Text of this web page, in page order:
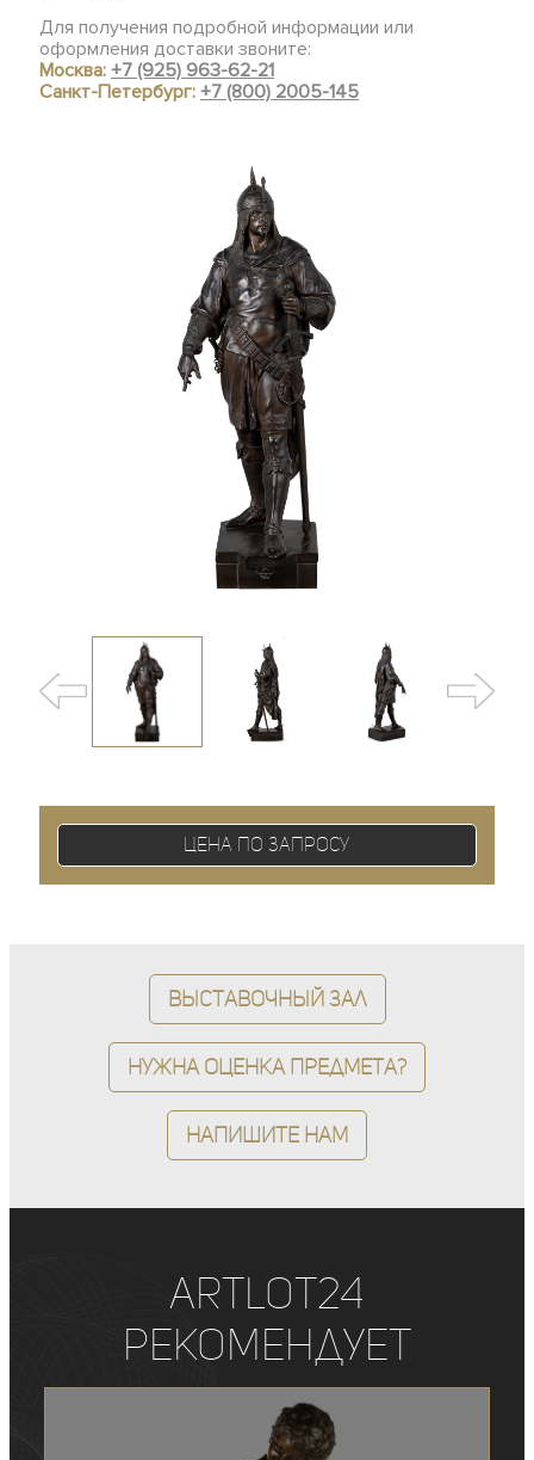
Для получения подробной информации или
оформления доставки звоните:
Москва:+7 (925) 963-62-21
Санкт-Петербург:+7 (800) 2005-145
Цена по запросу
Выставочный зал
Нужна оценка предмета?
Напишите нам
ArtLot24
рекомендует